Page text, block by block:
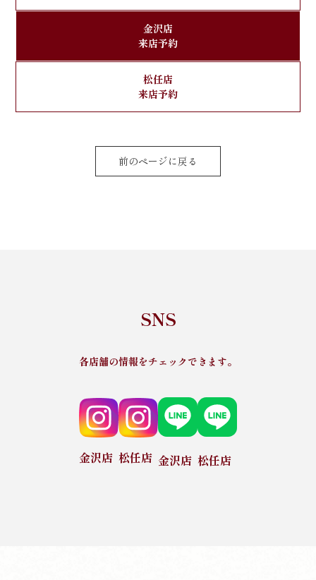
金沢店
来店予約
松任店
来店予約
前のページに戻る
SNS
各店舗の情報をチェックできます。
金沢店 松任店 金沢店 松任店